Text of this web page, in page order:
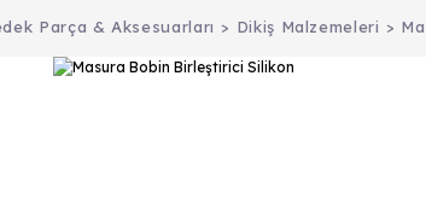
Parça & Aksesuarları Dikiş Malzemeleri